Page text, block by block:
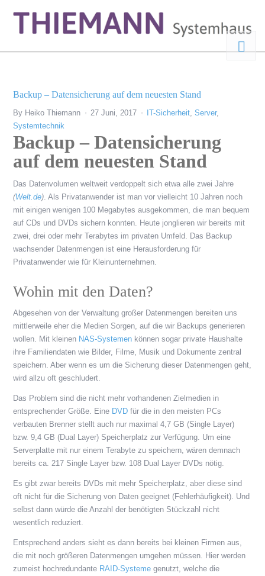
Backup – Datensicherung auf dem neuesten Stand
By Heiko Thiemann 27 Juni, 2017 IT-Sicherheit ,Server,
Systemtechnik
Backup – Datensicherung
auf dem neuesten Stand
Das Datenvolumen weltweit verdoppelt sich etwa alle zwei Jahre
(Welt.de) . Als Privatanwender ist man vor vielleicht 10 Jahren noch
mit einigen wenigen 100 Megabytes ausgekommen, die man bequem
auf CDs und DVDs sichern konnten. Heute jonglieren wir bereits mit
zwei, drei oder mehr Terabytes im privaten Umfeld. Das Backup
wachsender Datenmengen ist eine Herausforderung für
Privatanwender wie für Kleinunternehmen.
Wohin mit den Daten?
Abgesehen von der Verwaltung großer Datenmengen bereiten uns
mittlerweile eher die Medien Sorgen, auf die wir Backups generieren
wollen. Mit kleinen NAS-Systemen können sogar private Haushalte
ihre Familiendaten wie Bilder, Filme, Musik und Dokumente zentral
speichern. Aber wenn es um die Sicherung dieser Datenmengen geht,
wird allzu oft geschludert.
Das Problem sind die nicht mehr vorhandenen Zielmedien in
entsprechender Größe. Eine DVD für die in den meisten PCs
verbauten Brenner stellt auch nur maximal 4,7 GB (Single Layer)
bzw. 9,4 GB (Dual Layer) Speicherplatz zur Verfügung. Um eine
Serverplatte mit nur einem Terabyte zu speichern, wären demnach
bereits ca. 217 Single Layer bzw. 108 Dual Layer DVDs nötig.
Es gibt zwar bereits DVDs mit mehr Speicherplatz, aber diese sind
oft nicht für die Sicherung von Daten geeignet (Fehlerhäufigkeit). Und
selbst dann würde die Anzahl der benötigten Stückzahl nicht
wesentlich reduziert.
Entsprechend anders sieht es dann bereits bei kleinen Firmen aus,
die mit noch größeren Datenmengen umgehen müssen. Hier werden
zumeist hochredundante RAID-Systeme genutzt, welche die